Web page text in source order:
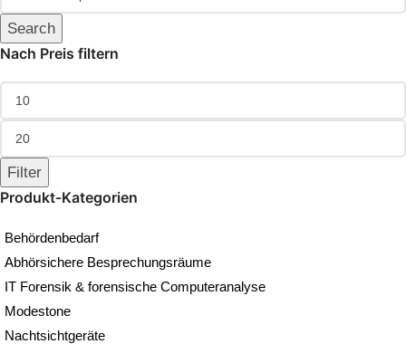
Search
Nach Preis filtern
Filter
Produkt-Kategorien
Behördenbedarf
Abhörsichere Besprechungsräume
IT Forensik & forensische Computeranalyse
Modestone
Nachtsichtgeräte